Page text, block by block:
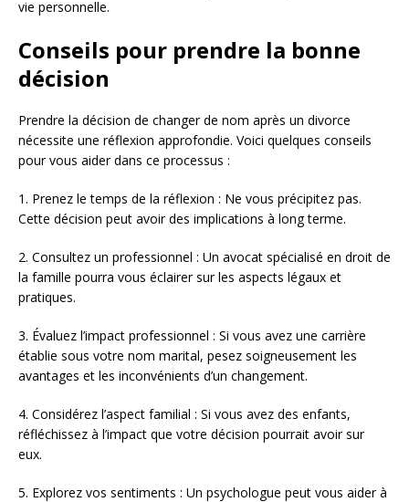
vie personnelle.
Conseils pour prendre la bonne
décision
Prendre la décision de changer de nom après un divorce
nécessite une réflexion approfondie. Voici quelques conseils
pour vous aider dans ce processus :
1. Prenez le temps de la réflexion : Ne vous précipitez pas.
Cette décision peut avoir des implications à long terme.
2. Consultez un professionnel : Un avocat spécialisé en droit de
la famille pourra vous éclairer sur les aspects légaux et
pratiques.
3. Évaluez l’impact professionnel : Si vous avez une carrière
établie sous votre nom marital, pesez soigneusement les
avantages et les inconvénients d’un changement.
4. Considérez l’aspect familial : Si vous avez des enfants,
réfléchissez à l’impact que votre décision pourrait avoir sur
eux.
5. Explorez vos sentiments : Un psychologue peut vous aider à